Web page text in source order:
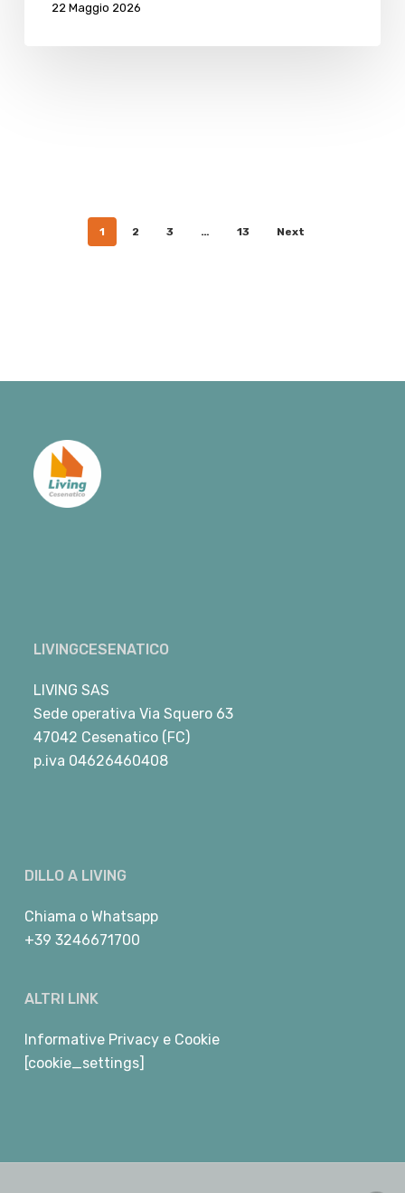
22 Maggio 2026
1 2 3 … 13 Next
LIVINGCESENATICO
LIVING SAS
Sede operativa Via Squero 63
47042 Cesenatico (FC)
p.iva 04626460408
DILLO A LIVING
Chiama o Whatsapp
+39 3246671700
ALTRI LINK
Informative Privacy e Cookie
[cookie_settings]